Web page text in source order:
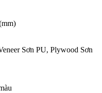
Sơn PU, Plywood Sơn